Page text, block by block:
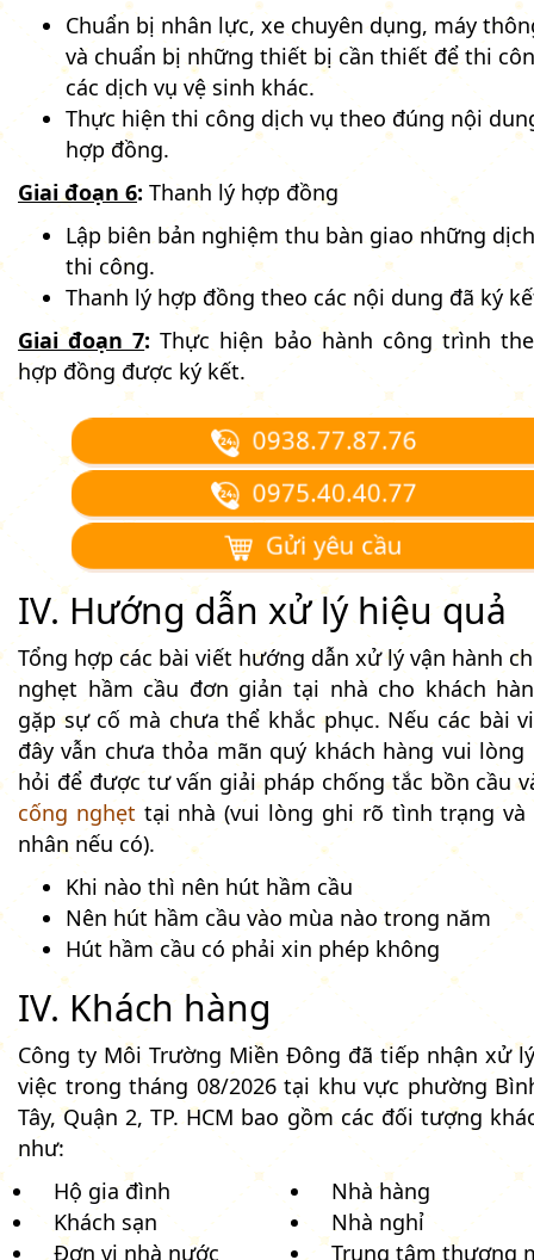
Chuẩn bị nhân lực, xe chuyên dụng, máy
và chuẩn bị những thiết bị cần thiết để thi
các dịch vụ vệ sinh khác.
Thực hiện thi công dịch vụ theo đúng nội
hợp đồng.
Giai đoạn 6: Thanh lý hợp đồng
Lập biên bản nghiệm thu bàn giao những
thi công.
Thanh lý hợp đồng theo các nội dung đã ký
Giai đoạn 7: Thực hiện bảo hành công trình
hợp đồng được ký kết.
0938.77.87.76
0975.40.40.77
Gửi yêu cầu
IV. Hướng dẫn xử lý hiệu quả
Tổng hợp các bài viết hướng dẫn xử lý vận hành
nghẹt hầm cầu đơn giản tại nhà cho khách
gặp sự cố mà chưa thể khắc phục. Nếu các bài
đây vẫn chưa thỏa mãn quý khách hàng vui lòng
hỏi để được tư vấn giải pháp chống tắc bồn cầu
cống nghẹt tại nhà (vui lòng ghi rõ tình trạng và
nhân nếu có).
Khi nào thì nên hút hầm cầu
Nên hút hầm cầu vào mùa nào trong năm
Hút hầm cầu có phải xin phép không
IV. Khách hàng
Công ty Môi Trường Miền Đông đã tiếp nhận xử
việc trong tháng 08/2026 tại khu vực phường
Tây, Quận 2, TP. HCM bao gồm các đối tượng
như:
Hộ gia đình
Nhà hàng
Khách sạn
Nhà nghỉ
Đơn vị nhà nước
Trung tâm thương